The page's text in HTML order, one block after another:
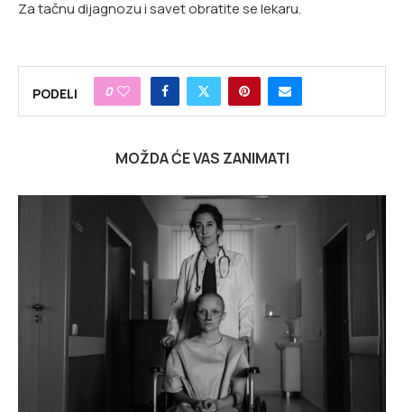
Za tačnu dijagnozu i savet obratite se lekaru.
PODELI 0
MOŽDA ĆE VAS ZANIMATI